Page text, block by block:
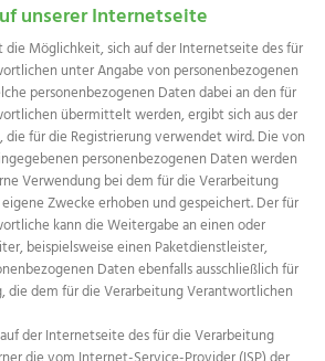
unserer Internetseite
die Möglichkeit, sich auf der Internetseite des für
unter Angabe von personenbezogenen
personenbezogenen Daten dabei an den für
übermittelt werden, ergibt sich aus der
die für die Registrierung verwendet wird. Die von
personenbezogenen Daten werden
Verwendung bei dem für die Verarbeitung
Zwecke erhoben und gespeichert. Der für
kann die Weitergabe an einen oder
beispielsweise einen Paketdienstleister,
Daten ebenfalls ausschließlich für
die dem für die Verarbeitung Verantwortlichen
der Internetseite des für die Verarbeitung